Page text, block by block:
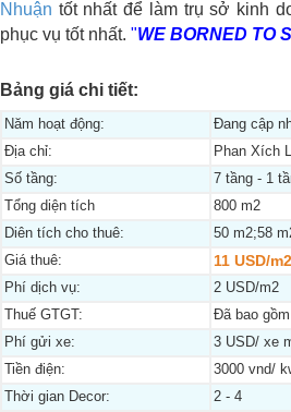
Nhuận tốt nhất để làm trụ sở kinh
phục vụ tốt nhất. "WE BORNED TO
Bảng giá chi tiết:
Năm hoạt động:
Đang cập
Địa chỉ:
Phan Xích
Số tầng:
7 tầng - 1
Tổng diện tích
800 m2
Diên tích cho thuê:
50 m2;58
Giá thuê:
11 USD/m2
Phí dịch vụ:
2 USD/m2
Thuế GTGT:
Đã bao
Phí gửi xe:
3 USD/ xe
Tiền điện:
3000 vnd/
Thời gian Decor:
2 - 4